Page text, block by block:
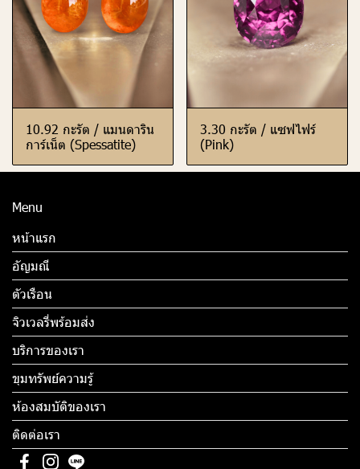
10.92 กะรัต / แมนดาริน
การ์เน็ต (Spessatite)
3.30 กะรัต / แซฟไฟร์
(Pink)
Menu
หน้าแรก
อัญมณี
ตัวเรือน
จิวเวลรี่พร้อมส่ง
บริการของเรา
ขุมทรัพย์ความรู้
ห้องสมบัติของเรา
ติดต่อเรา